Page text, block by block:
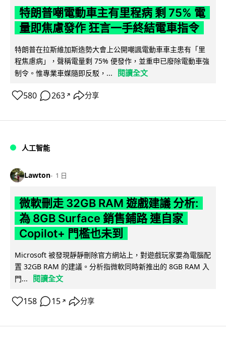
特朗普嘲電動車主有里程病 剩 75% 電
量即焦慮發作 狂言一手終結電車指令
特朗普在拉斯維加斯造勢大會上公開嘲諷電動車車主患有「里
程焦慮病」，聲稱電量剩 75% 便發作，並重申已廢除電動車強
制令。惟專業車媒隨即反駁，...
閱讀全文
580 263 ↗ 分享
人工智能
Lawton 1 日
微軟刪走 32GB RAM 遊戲建議 分析:
為 8GB Surface 銷售鋪路 連自家
Copilot+ 門檻也未到
Microsoft 被發現靜靜刪除官方網站上，對遊戲玩家要為電腦配
置 32GB RAM 的建議。分析指微軟同時新推出的 8GB RAM 入
門...
閱讀全文
158 15 ↗ 分享